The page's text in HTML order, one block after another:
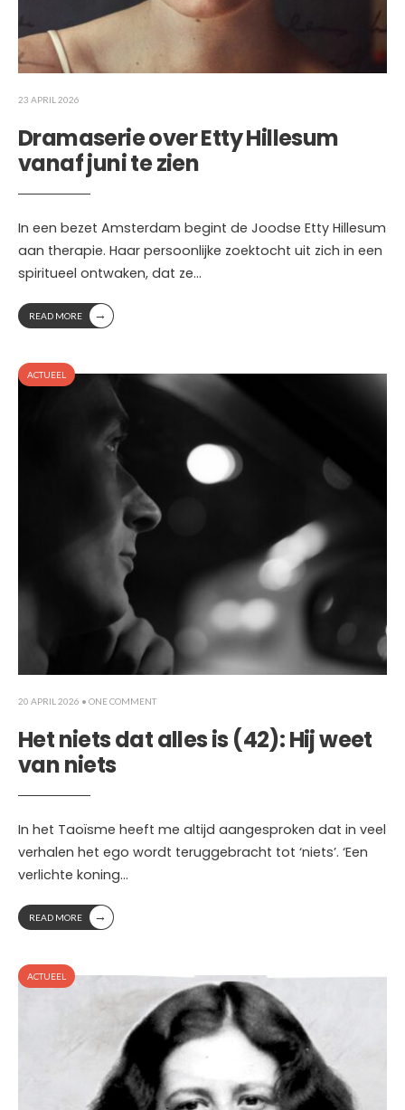
23 APRIL 2026
Dramaserie over Etty Hillesum
vanaf juni te zien
In een bezet Amsterdam begint de Joodse Etty Hillesum
aan therapie. Haar persoonlijke zoektocht uit zich in een
spiritueel ontwaken, dat ze...
READ MORE →
ACTUEEL
20 APRIL 2026 • ONE COMMENT
Het niets dat alles is (42): Hij weet
van niets
In het Taoïsme heeft me altijd aangesproken dat in veel
verhalen het ego wordt teruggebracht tot ‘niets’. ‘Een
verlichte koning...
READ MORE →
ACTUEEL